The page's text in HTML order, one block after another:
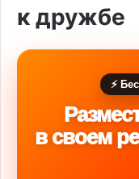
к дружбе
⚡
в своем